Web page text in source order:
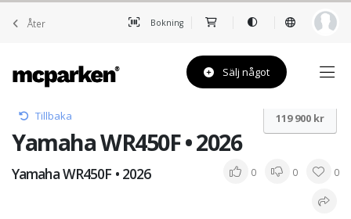
Åter Bokning
Sälj något
Tillbaka
Yamaha WR450F • 2026
Yamaha WR450F • 2026 0 0 0
119 900 kr